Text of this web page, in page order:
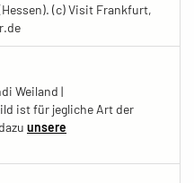
(c) Visit Frankfurt,
Weiland |
ist für jegliche Art der
unsere